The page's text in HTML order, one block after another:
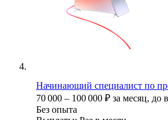
Начинающий специалист по
70 000 – 100 000 ₽ за месяц, до
Без опыта